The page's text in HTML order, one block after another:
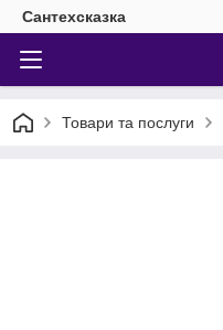
Сантехсказка
Товари та послуги